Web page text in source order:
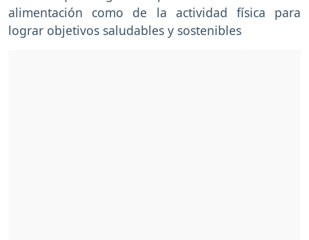
alimentación como de la actividad física para
lograr objetivos saludables y sostenibles